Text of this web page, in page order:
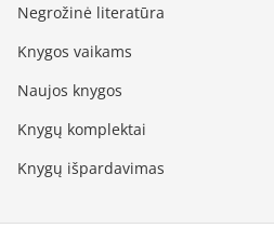
Negrožinė literatūra
Knygos vaikams
Naujos knygos
Knygų komplektai
Knygų išpardavimas